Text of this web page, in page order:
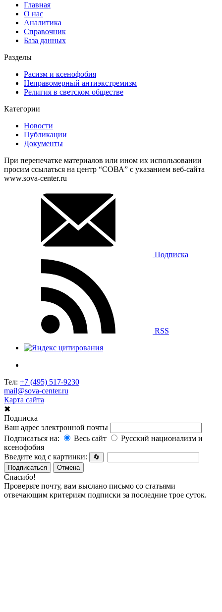
Главная
О нас
Аналитика
Справочник
База данных
Разделы
Расизм и ксенофобия
Неправомерный антиэкстремизм
Религия в светском обществе
Категории
Новости
Публикации
Документы
При перепечатке материалов или ином их использовании
просим ссылаться на центр “СОВА” с указанием веб-сайта
www.sova-center.ru
Подписка
RSS
Тел: +7 (495) 517-9230
mail@sova-center.ru
Карта сайта
✖
Подписка
Ваш адрес электронной почты
Подписаться на:
Весь сайт
Русский национализм и
ксенофобия
Введите код с картинки:
🔄
Подписаться
Отмена
Спасибо!
Проверьте почту, вам выслано письмо со статьями
отвечающим критериям подписки за последние трое суток.